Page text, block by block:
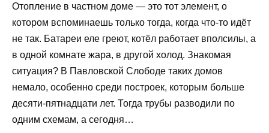
Отопление в частном доме — это тот элемент, о
котором вспоминаешь только тогда, когда что-то идёт
не так. Батареи еле греют, котёл работает вполсилы, а
в одной комнате жара, в другой холод. Знакомая
ситуация? В Павловской Слободе таких домов
немало, особенно среди построек, которым больше
десяти-пятнадцати лет. Тогда трубы разводили по
одним схемам, а сегодня…